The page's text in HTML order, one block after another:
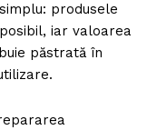
produsele
iar valoarea
păstrată în